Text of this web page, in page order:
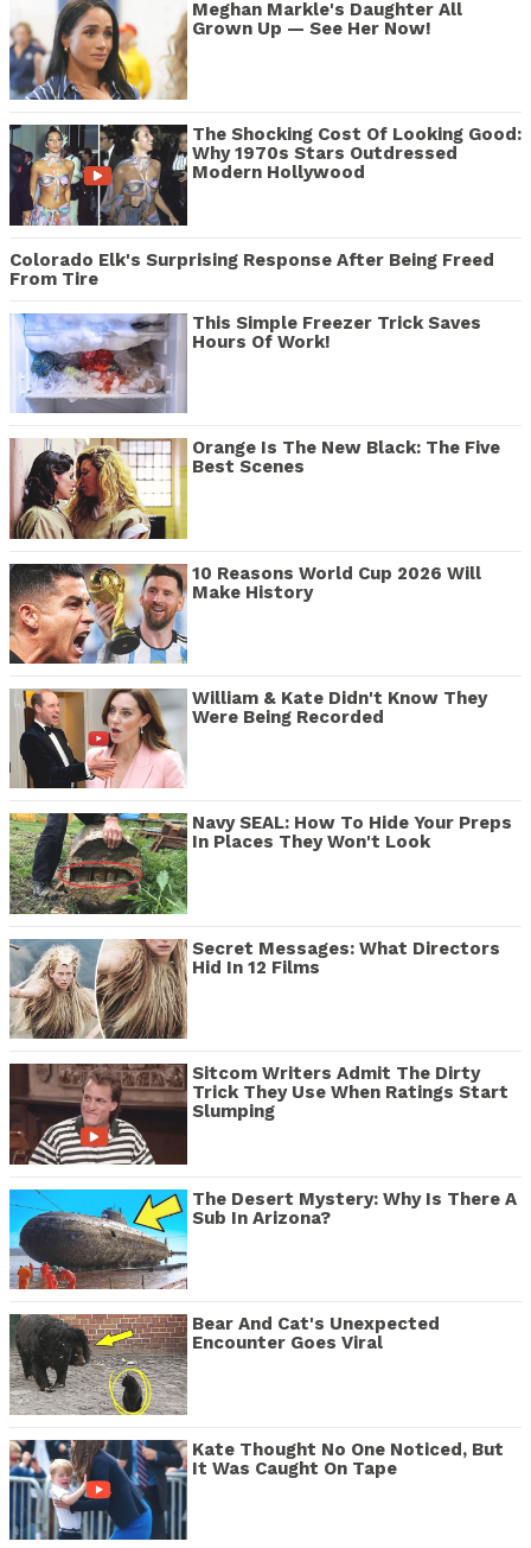
Meghan Markle's Daughter All
Grown Up — See Her Now!
The Shocking Cost Of Looking Good:
Why 1970s Stars Outdressed
Modern Hollywood
Colorado Elk's Surprising Response After Being Freed
From Tire
This Simple Freezer Trick Saves
Hours Of Work!
Orange Is The New Black: The Five
Best Scenes
10 Reasons World Cup 2026 Will
Make History
William & Kate Didn't Know They
Were Being Recorded
Navy SEAL: How To Hide Your Preps
In Places They Won't Look
Secret Messages: What Directors
Hid In 12 Films
Sitcom Writers Admit The Dirty
Trick They Use When Ratings Start
Slumping
The Desert Mystery: Why Is There A
Sub In Arizona?
Bear And Cat's Unexpected
Encounter Goes Viral
Kate Thought No One Noticed, But
It Was Caught On Tape